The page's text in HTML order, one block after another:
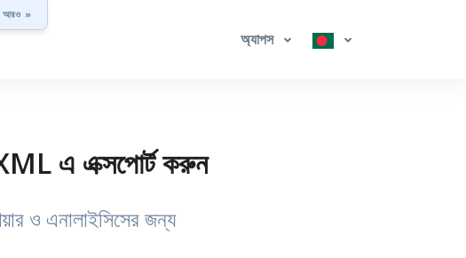
আরও »
অ্যাপস
এ এক্সপোর্ট করুন
ও এনালাইসিসের জন্য